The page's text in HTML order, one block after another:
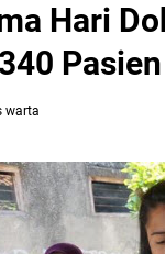
Hari
Pasien
warta